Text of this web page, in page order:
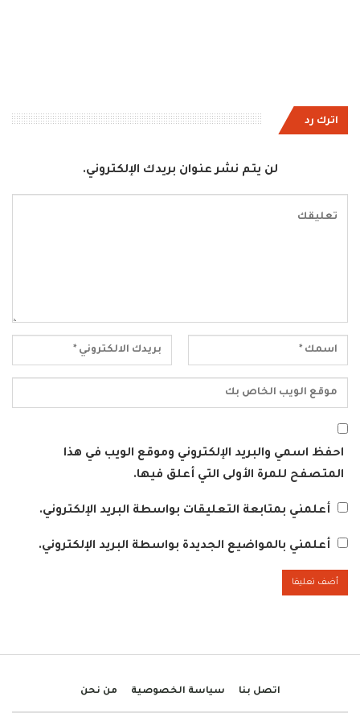
اترك رد
لن يتم نشر عنوان بريدك الإلكتروني.
احفظ اسمي والبريد الإلكتروني وموقع الويب في هذا
المتصفح للمرة الأولى التي أعلق فيها.
أعلمني بمتابعة التعليقات بواسطة البريد الإلكتروني.
أعلمني بالمواضيع الجديدة بواسطة البريد الإلكتروني.
اتصل بنا سياسة الخصوصية من نحن